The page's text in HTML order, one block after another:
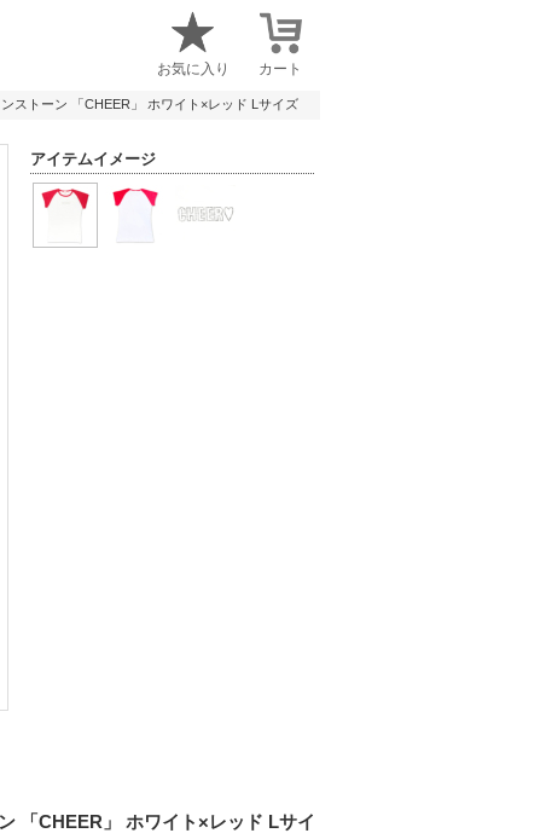
お気に入り カート
ストーン 「CHEER」 ホワイト×レッド Lサイズ
アイテムイメージ
「CHEER」 ホワイト×レッド Lサイ